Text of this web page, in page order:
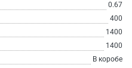
0.67
400
1400
1400
В коробе